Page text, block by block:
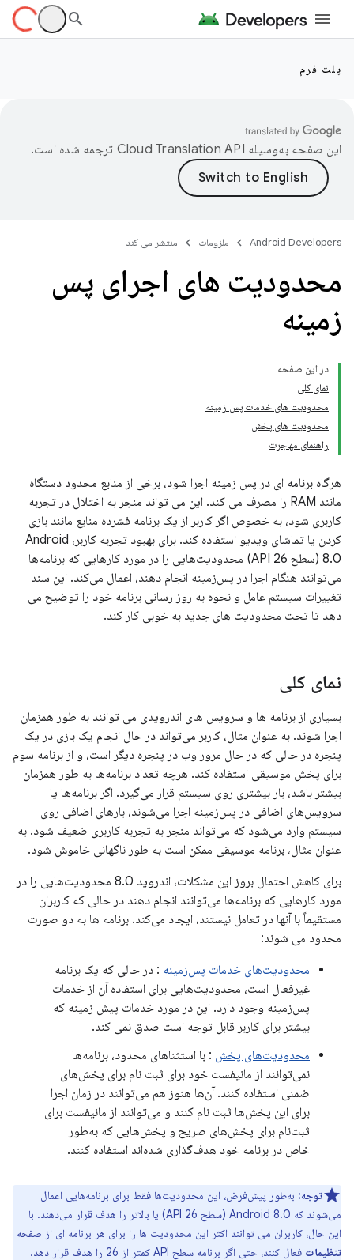
پلت فرم
این صفحه به‌وسیله ترجمه شده است.
Android Developers ملزومات منتشر می کند
محدودیت های اجرای پس
زمینه
در این صفحه
نمای کلی
محدودیت های خدمات پس زمینه
محدودیت های پخش
راهنمای مهاجرت
هرگاه برنامه ای در پس زمینه اجرا شود، برخی از منابع محدود دستگاه
مانند RAM را مصرف می کند. این می تواند منجر به اختلال در تجربه
کاربری شود، به خصوص اگر کاربر از یک برنامه فشرده منابع مانند بازی
کردن یا تماشای ویدیو استفاده کند. برای بهبود تجربه کاربر، Android
8.0 (سطح API 26) محدودیت‌هایی را در مورد کارهایی که برنامه‌ها
می‌توانند هنگام اجرا در پس‌زمینه انجام دهند، اعمال می‌کند. این سند
تغییرات سیستم عامل و نحوه به روز رسانی برنامه خود را توضیح می
دهد تا تحت محدودیت های جدید به خوبی کار کند.
نمای کلی
بسیاری از برنامه ها و سرویس های اندرویدی می توانند به طور همزمان
اجرا شوند. به عنوان مثال، کاربر می‌تواند در حال انجام یک بازی در یک
پنجره در حالی که در حال مرور وب در پنجره دیگر است، و از برنامه سوم
برای پخش موسیقی استفاده کند. هرچه تعداد برنامه‌ها به طور همزمان
بیشتر باشد، بار بیشتری روی سیستم قرار می‌گیرد. اگر برنامه‌ها یا
سرویس‌های اضافی در پس‌زمینه اجرا می‌شوند، بارهای اضافی روی
سیستم وارد می‌شود که می‌تواند منجر به تجربه کاربری ضعیف شود. به
عنوان مثال، برنامه موسیقی ممکن است به طور ناگهانی خاموش شود.
برای کاهش احتمال بروز این مشکلات، اندروید 8.0 محدودیت‌هایی را در
مورد کارهایی که برنامه‌ها می‌توانند انجام دهند در حالی که کاربران
مستقیماً با آنها در تعامل نیستند، ایجاد می‌کند. برنامه ها به دو صورت
محدود می شوند:
محدودیت‌های خدمات پس‌زمینه : در حالی که یک برنامه
غیرفعال است، محدودیت‌هایی برای استفاده آن از خدمات
پس‌زمینه وجود دارد. این در مورد خدمات پیش زمینه که
بیشتر برای کاربر قابل توجه است صدق نمی کند.
محدودیت‌های پخش : با استثناهای محدود، برنامه‌ها
نمی‌توانند از مانیفست خود برای ثبت نام برای پخش‌های
ضمنی استفاده کنند. آن‌ها هنوز هم می‌توانند در زمان اجرا
برای این پخش‌ها ثبت نام کنند و می‌توانند از مانیفست برای
ثبت‌نام برای پخش‌های صریح و پخش‌هایی که به‌طور
خاص در برنامه خود هدف‌گذاری شده‌اند استفاده کنند.
توجه: به‌طور پیش‌فرض، این محدودیت‌ها فقط برای برنامه‌هایی اعمال
می‌شوند که Android 8.0 (سطح API 26) یا بالاتر را هدف قرار می‌دهند. با
این حال، کاربران می توانند اکثر این محدودیت ها را برای هر برنامه ای از صفحه
تنظیمات فعال کنند، حتی اگر برنامه سطح API کمتر از 26 را هدف قرار دهد.